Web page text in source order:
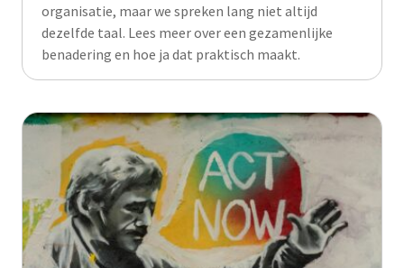
organisatie, maar we spreken lang niet altijd
dezelfde taal. Lees meer over een gezamenlijke
benadering en hoe ja dat praktisch maakt.